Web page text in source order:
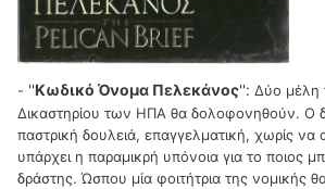
- ''Κωδικό Όνομα Πελεκάνος'': Δύο μέλη
Δικαστηρίου των ΗΠΑ θα δολοφονηθούν. Ο
παστρική δουλειά, επαγγελματική, χωρίς να
υπάρχει η παραμικρή υπόνοια για το ποιος
δράστης. Ώσπου μία φοιτήτρια της νομικής